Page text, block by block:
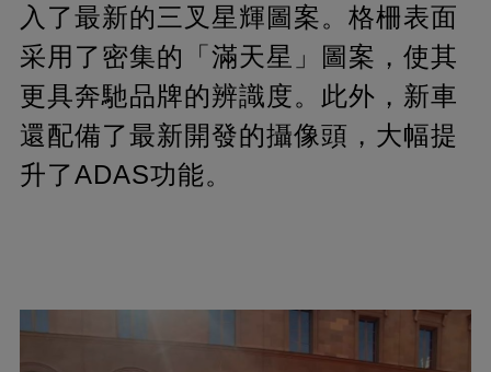
入了最新的三叉星輝圖案。格柵表面
采用了密集的「滿天星」圖案，使其
更具奔馳品牌的辨識度。此外，新車
還配備了最新開發的攝像頭，大幅提
升了ADAS功能。